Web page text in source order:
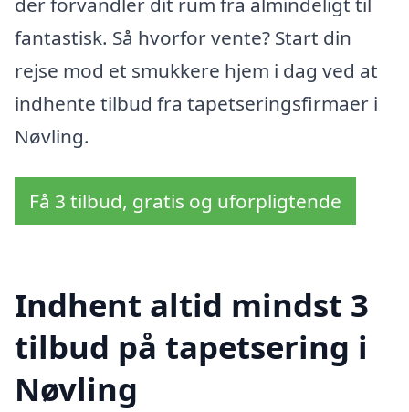
fantastisk. Så hvorfor vente? Start din
rejse mod et smukkere hjem i dag ved at
indhente tilbud fra tapetseringsfirmaer i
Nøvling.
Få 3 tilbud, gratis og uforpligtende
Indhent altid mindst 3
tilbud på tapetsering i
Nøvling